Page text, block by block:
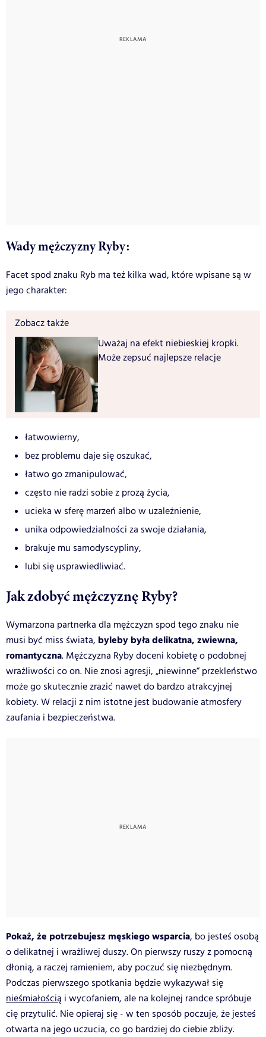
Wady mężczyzny Ryby:
Facet spod znaku Ryb ma też kilka wad, które wpisane są w
jego charakter:
Zobacz także
Uważaj na efekt niebieskiej kropki.
Może zepsuć najlepsze relacje
łatwowierny,
bez problemu daje się oszukać,
łatwo go zmanipulować,
często nie radzi sobie z prozą życia,
ucieka w sferę marzeń albo w uzależnienie,
unika odpowiedzialności za swoje działania,
brakuje mu samodyscypliny,
lubi się usprawiedliwiać.
Jak zdobyć mężczyznę Ryby?
Wymarzona partnerka dla mężczyzn spod tego znaku nie
musi być miss świata, byleby była delikatna, zwiewna,
romantyczna. Mężczyzna Ryby doceni kobietę o podobnej
wrażliwości co on. Nie znosi agresji, „niewinne” przekleństwo
może go skutecznie zrazić nawet do bardzo atrakcyjnej
kobiety. W relacji z nim istotne jest budowanie atmosfery
zaufania i bezpieczeństwa.
Pokaż, że potrzebujesz męskiego wsparcia, bo jesteś osobą
o delikatnej i wrażliwej duszy. On pierwszy ruszy z pomocną
dłonią, a raczej ramieniem, aby poczuć się niezbędnym.
Podczas pierwszego spotkania będzie wykazywał się
nieśmiałością i wycofaniem, ale na kolejnej randce spróbuje
cię przytulić. Nie opieraj się - w ten sposób poczuje, że jesteś
otwarta na jego uczucia, co go bardziej do ciebie zbliży.